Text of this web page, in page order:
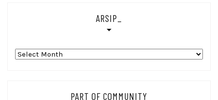
ARSIP_
Arsip_
PART OF COMMUNITY